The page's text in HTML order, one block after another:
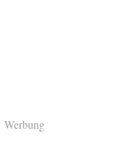
Werbung